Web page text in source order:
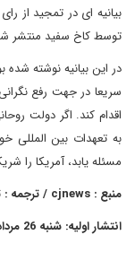
بیانیه ای در تمجید از
توسط کاخ سفید منتشر شد
در این بیانیه نوشته
سریعا در جهت رفع
اقدام کند. اگر دولت
به تعهدات بین المللی
مسئله یابد، آمریکا را
منبع : cjnews / ترجمه :
انتشار اولیه: شنبه 26 مرداد 1392/ باز انتشار: چهارشنبه 30 مرداد 1392